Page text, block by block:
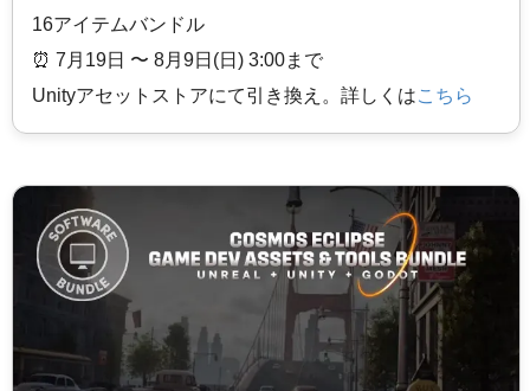
16アイテムバンドル
⏰️ 7月19日 〜 8月9日(日) 3:00まで
Unityアセットストアにて引き換え。詳しくはこちら